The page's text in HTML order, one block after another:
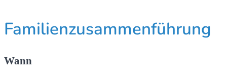
Familienzusammenführung
Wann